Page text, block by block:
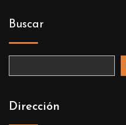
Buscar
Dirección